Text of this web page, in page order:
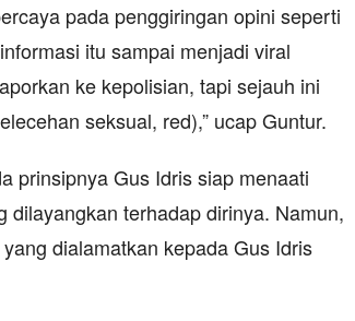
pada penggiringan opini seperti
itu sampai menjadi viral
ke kepolisian, tapi sejauh ini
seksual, red),” ucap Guntur.
prinsipnya Gus Idris siap menaati
dilayangkan terhadap dirinya. Namun,
dialamatkan kepada Gus Idris